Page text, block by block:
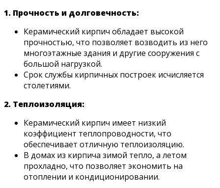
1. Прочность и долговечность:
Керамический кирпич обладает высокой
прочностью, что позволяет возводить из него
многоэтажные здания и другие сооружения с
большой нагрузкой.
Срок службы кирпичных построек исчисляется
столетиями.
2. Теплоизоляция:
Керамический кирпич имеет низкий
коэффициент теплопроводности, что
обеспечивает отличную теплоизоляцию.
В домах из кирпича зимой тепло, а летом
прохладно, что позволяет экономить на
отоплении и кондиционировании.